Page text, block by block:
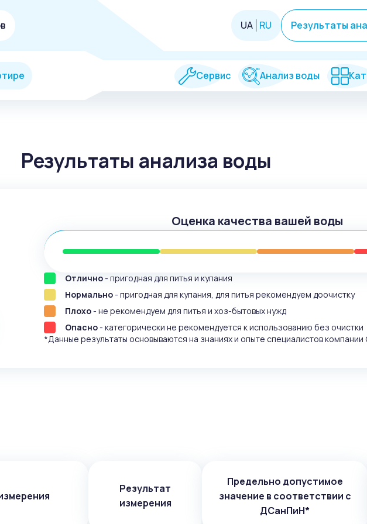
UA RU Результаты
Сервис Анализ воды
Результаты анализа воды
Оценка качества вашей воды
Отлично- пригодная для питья и купания
Нормально- пригодная для купания, для питья рекомендуем доочистку
Плохо- не рекомендуем для питья и хоз-бытовых нужд
Опасно- категорически не рекомендуется к использованию без очистки
*Данные результаты основываются на знаниях и опыте специалистов
Результат
измерения
Предельно допустимое
значение в соответствии с
ДСанПиН*